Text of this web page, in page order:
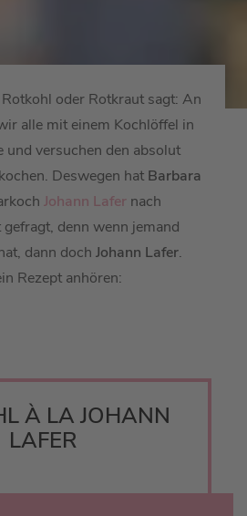
oder Rotkraut sagt: An
alle mit einem Kochlöffel in
und versuchen den absolut
Deswegen hat Barbara
Johann Lafer nach
denn wenn jemand
dann doch Johann Lafer.
Rezept anhören:
À LA JOHANN
LAFER